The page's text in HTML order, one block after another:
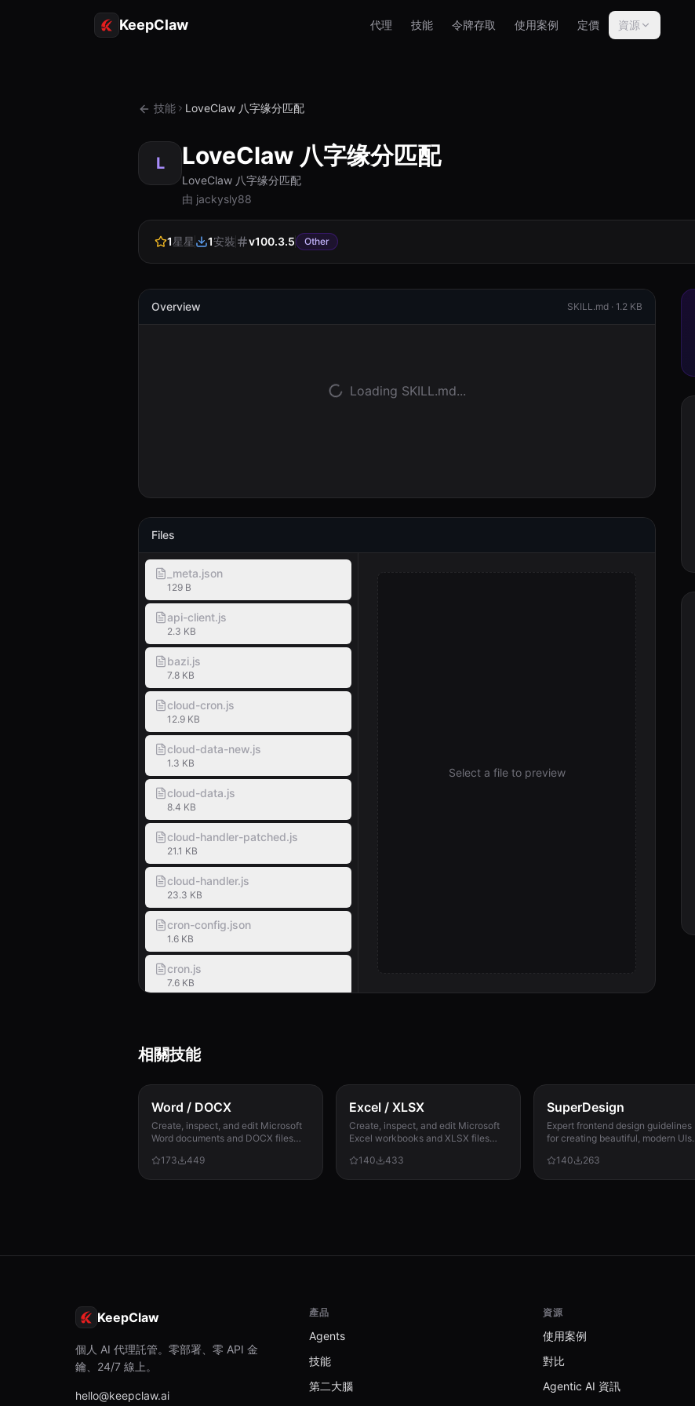
KeepClaw 代理 技能 令牌存取 使用案例 定價 資源
技能 LoveClaw 八字缘分匹配
L LoveClaw 八字缘分匹配
LoveClaw 八字缘分匹配
由 jackysly88
1星星 1安裝 v100.3.5 Other
Overview SKILL.md · 1.2 KB
Loading SKILL.md...
Files
_meta.json
129 B
api-client.js
2.3 KB
bazi.js
7.8 KB
cloud-cron.js
12.9 KB
cloud-data-new.js
1.3 KB
cloud-data.js
8.4 KB
cloud-handler-patched.js
21.1 KB
cloud-handler.js
23.3 KB
cron-config.json
1.6 KB
cron.js
7.6 KB
local-data.js
match.js
7.2 KB
package-lock.json
95.8 KB
Select a file to preview
相關技能
Word / DOCX
Create, inspect, and edit Microsoft
Word documents and DOCX files
tracked changes, tables, sections,
173 449
Excel / XLSX
Create, inspect, and edit Microsoft
Excel workbooks and XLSX files
formatting, recalculation, and
140 433
SuperDesign
Expert frontend design guidelines
for creating beautiful, modern UIs.
dashboards, or any user interface.
140 263
KeepClaw
個人 AI 代理託管。零部署、零 API 金
鑰、24/7 線上。
hello@keepclaw.ai
產品
Agents
技能
第二大腦
資源
使用案例
對比
Agentic AI 資訊